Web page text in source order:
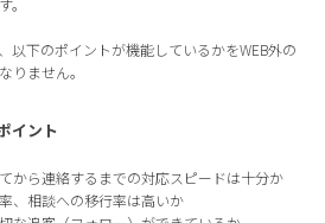
以下のポイントが機能しているかをWEB外の
りません。
イント
から連絡するまでの対応スピードは十分か
、相談への移行率は高いか